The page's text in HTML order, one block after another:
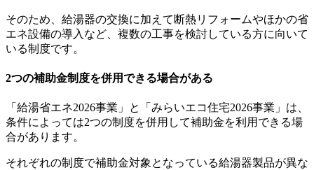
そのため、給湯器の交換に加えて断熱リフォームやほかの省
エネ設備の導入など、複数の工事を検討している方に向いて
いる制度です。
2つの補助金制度を併用できる場合がある
「給湯省エネ2026事業」と「みらいエコ住宅2026事業」は、
条件によっては2つの制度を併用して補助金を利用できる場
合があります。
それぞれの制度で補助金対象となっている給湯器製品が異な